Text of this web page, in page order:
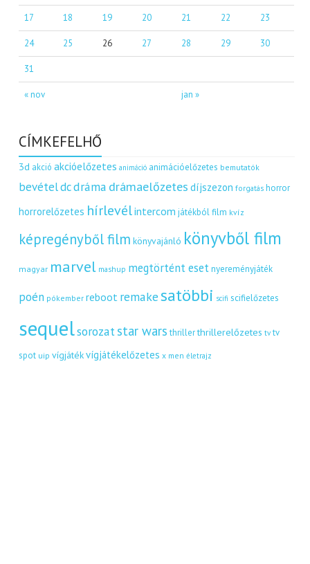
« nov jan »
17 18 19 20 21 22 23
24 25 26 27 28 29 30
31
CÍMKEFELHŐ
3d akció akcióelőzetes animáció animációelőzetes bemutatók
bevételdcdráma drámaelőzetes díjszezon forgatás horror
horrorelőzetes hírlevélintercom játékból film kvíz
képregényből film könyvajánló könyvből film
magyar marvel mashup megtörtént eset nyereményjáték
poén pókember reboot remakesatöbbi scifi scifielőzetes
sequelsorozatstar wars thriller thrillerelőzetes tv tv
spot uip vígjátékvígjátékelőzetes x men életrajz